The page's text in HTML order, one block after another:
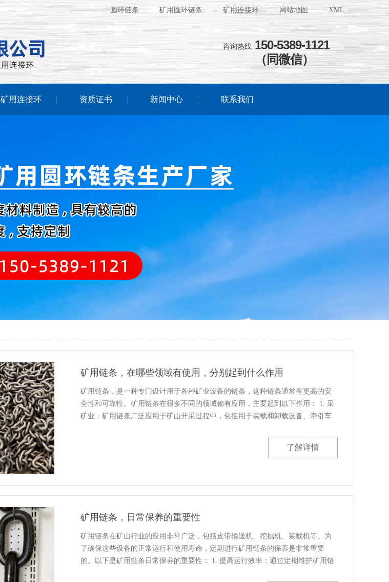
圆环链条 矿用圆环链条 矿用连接环 网站地图 XML
咨询热线 150-5389-1121
（同微信）
矿用连接环 资质证书 新闻中心 联系我们
矿用链条，在哪些领域有使用，分别起到什么作用
矿用链条，是一种专门设计用于各种矿业设备的链条，这种链条通常有更高的安
全性和可靠性。矿用链条在很多不同的领域都有应用，主要起到以下作用： 1. 采
矿业：矿用链条广泛应用于矿山开采过程中，包括用于装载和卸载设备、牵引车
了解详情
矿用链条，日常保养的重要性
矿用链条在矿山行业的应用非常广泛，包括皮带输送机、挖掘机、装载机等。为
了确保这些设备的正常运行和使用寿命，定期进行矿用链条的保养是非常重要
的。以下是矿用链条日常保养的重要性： 1. 提高运行效率：通过定期维护矿用链